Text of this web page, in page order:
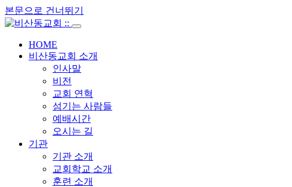
본문으로 건너뛰기
HOME
비산동교회 소개
인사말
비전
교회 연혁
섬기는 사람들
예배시간
오시는 길
기관
기관 소개
교회학교 소개
훈련 소개